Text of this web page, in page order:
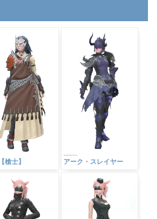
槍士】 アーク・スレイヤー